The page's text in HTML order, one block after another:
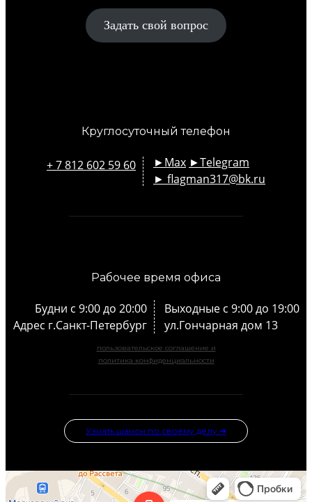
Задать свой вопрос
Круглосуточный телефон
+ 7 812 602 59 60 ►Max ►Telegram
► flagman317@bk.ru
Рабочее время офиса
Будни с 9:00 до 20:00
Адрес г.Санкт-Петербург
Выходные с 9:00 до 19:00
ул.Гончарная дом 13
пользовательское соглашение и
политика конфиденциальности
Узнать шансы по своему делу ➜